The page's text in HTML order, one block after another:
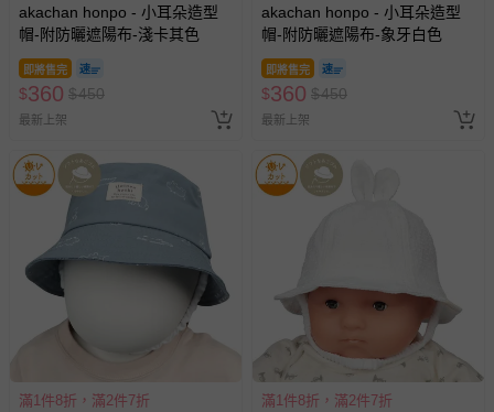
akachan honpo - 小耳朵造型
帽-附防曬遮陽布-淺卡其色
即將售完
$360 $450
最新上架
akachan honpo - 小耳朵造型
帽-附防曬遮陽布-象牙白色
即將售完
$360 $450
最新上架
滿1件8折，滿2件7折 滿1件8折，滿2件7折